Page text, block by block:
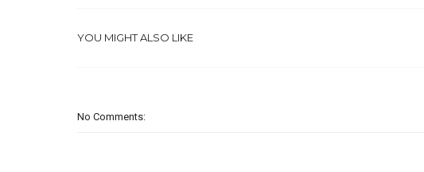
YOU MIGHT ALSO LIKE
No Comments: